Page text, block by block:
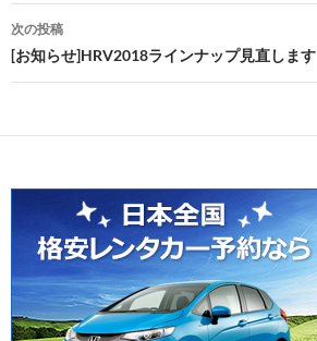
ナ
ビ
ゲ
ー
ョ
ン
次の投稿
[お知らせ]HRV2018ラインナップ見直します